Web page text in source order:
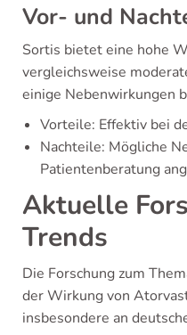
Vor- und
Sortis bietet eine hohe
vergleichsweise
einige Nebenwirkungen
Vorteile: Effektiv bei
Nachteile: Mögliche
Patientenberatung
Aktuelle
Trends
Die Forschung zum
der Wirkung von
insbesondere an